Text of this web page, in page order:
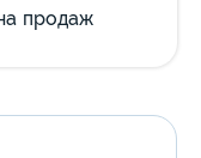
продаж